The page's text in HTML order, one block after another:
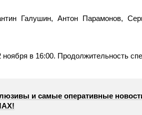
Галушин, Антон Парамонов,
ноября в 16:00. Продолжительность
и самые оперативные